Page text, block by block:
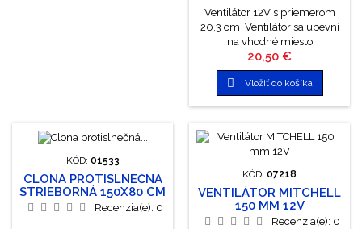
Ventilátor 12V s priemerom
20,3 cm Ventilátor sa upevní
na vhodné miesto
priskrutkovaním držiaka
nastaviteľného ramena
pomocou dvoch skrutiek. Po
uvoľnení matiek na ramene
potom je nutné matky
utiahnuť. Ventilátor sa zapína
zasunutím zástrčky
napájacieho kábla do
štandardnej zásuvky
cigaretového...
Cena
20,50 €
 Vložiť do košíka
KÓD: 01533
CLONA PROTISLNEČNÁ
STRIEBORNÁ 150X80 CM
Recenzia(e): 0
KÓD: 07218
VENTILÁTOR MITCHELL
150 MM 12V
Recenzia(e): 0